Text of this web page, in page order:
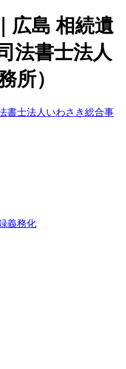
広島 相続遺
法書士法人
所）